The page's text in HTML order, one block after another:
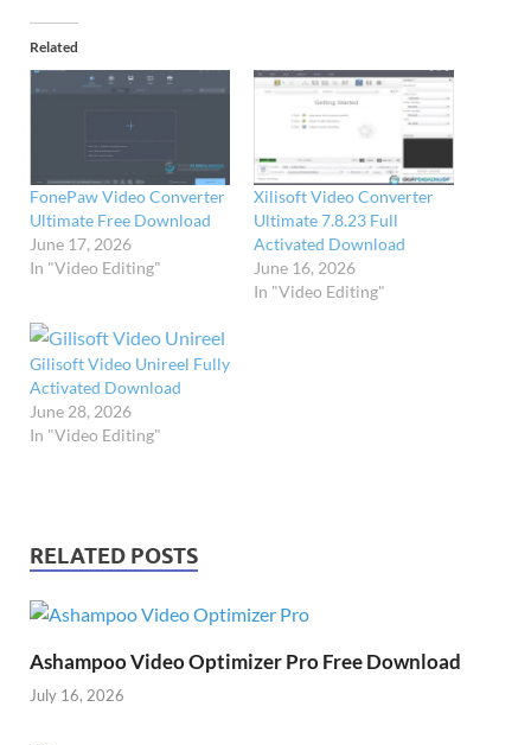
Related
FonePaw Video Converter
Ultimate Free Download
June 17, 2026
In "Video Editing"
Xilisoft Video Converter
Ultimate 7.8.23 Full
Activated Download
June 16, 2026
In "Video Editing"
Gilisoft Video Unireel Fully
Activated Download
June 28, 2026
In "Video Editing"
RELATED POSTS
Ashampoo Video Optimizer Pro Free Download
July 16, 2026